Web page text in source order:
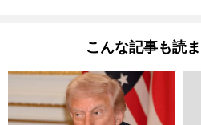
こんな記事も読